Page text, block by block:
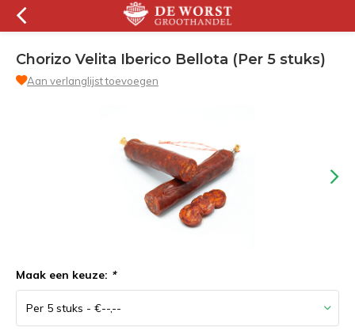
Chorizo Velita Iberico Bellota (Per 5 stuks)
Aan verlanglijst toevoegen
Maak een keuze: *